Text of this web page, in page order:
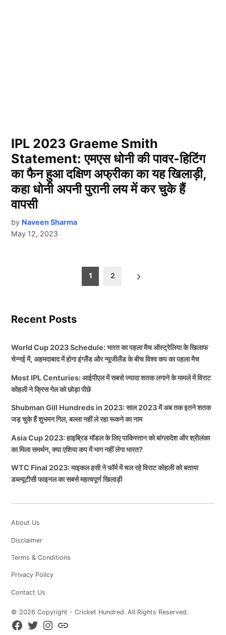
IPL 2023 Graeme Smith
Statement: एमएस धोनी की पावर-हिटिंग
का फैन हुआ दक्षिण अफ्रीका का यह खिलाड़ी,
कहा धोनी अपनी पुरानी लय में कर चुके हैं
वापसी
by Naveen Sharma
May 12, 2023
1 2
Recent Posts
World Cup 2023 Schedule: भारत का पहला मैच ऑस्ट्रेलिया के खिलाफ
चेन्नई में, अहमदाबाद में होगा इंग्लैंड और न्यूजीलैंड के बीच विश्व कप का पहला मैच
Most IPL Centuries: आईपीएल में सबसे ज्यादा शतक लगाने के मामले में विराट
कोहली ने क्रिस गेल को छोड़ा पीछे
Shubman Gill Hundreds in 2023: साल 2023 में अब तक इतने शतक
जड़ चुके हैं शुभमन गिल, बल्ला नहीं ले रहा रूकने का नाम
Asia Cup 2023: हाइब्रिड मॉडल के लिए पाकिस्तान को बांग्लादेश और श्रीलंका
का मिला समर्थन, क्या एशिया कप में भाग नहीं लेगा भारत?
WTC Final 2023: माइकल हसी ने फॉर्म में चल रहे विराट कोहली को बताया
डब्ल्यूटीसी फाइनल का सबसे महत्वपूर्ण खिलाड़ी
About Us
Disclaimer
Terms & Conditions
Privacy Policy
Contact Us
© 2026 Copyright - Cricket Hundred. All Rights Reserved.
FacebookTwitterInstagram
Koo